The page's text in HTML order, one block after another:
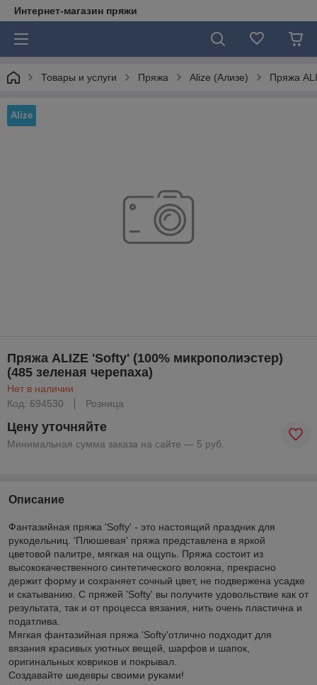
Интернет-магазин пряжи
Товары и услуги Пряжа Alize (Ализе) Пряжа
Alize
Пряжа ALIZE 'Softy' (100% микрополиэстер)
(485 зеленая черепаха)
Нет в наличии
Код: 694530
Розница
Цену уточняйте
Минимальная сумма заказа на сайте — 5 руб.
Описание
Фантазийная пряжа 'Softy' - это настоящий праздник для
рукодельниц. 'Плюшевая' пряжа представлена в яркой
цветовой палитре, мягкая на ощупь. Пряжа состоит из
высококачественного синтетического волокна, прекрасно
держит форму и сохраняет сочный цвет, не подвержена усадке
и скатыванию. С пряжей 'Softy' вы получите удовольствие как от
результата, так и от процесса вязания, нить очень пластична и
податлива.
Мягкая фантазийная пряжа 'Softy'отлично подходит для
вязания красивых уютных вещей, шарфов и шапок,
оригинальных ковриков и покрывал.
Создавайте шедевры своими руками!